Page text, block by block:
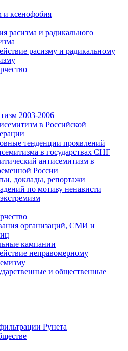
и ксенофобия
расизма и радикального
расизму и радикальному
2003-2006
в Российской
тенденции проявлений
в государствах СНГ
антисемитизм в
России
доклады, репортажи
по мотиву ненависти
организаций, СМИ и
кампании
неправомерному
и общественные
Рунета